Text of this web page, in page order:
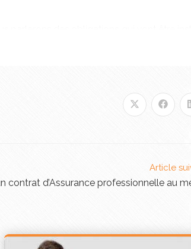
parlerons des obligations qui vont être
Article
contrat d’Assurance professionnelle au